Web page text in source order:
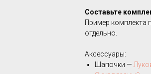
Составьте
Пример комплекта
отдельно.
Аксессуары:
Шапочки —